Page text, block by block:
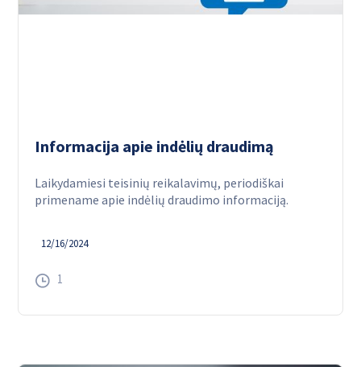
Informacija apie indėlių draudimą
Laikydamiesi teisinių reikalavimų, periodiškai
primename apie indėlių draudimo informaciją.
12/16/2024
1